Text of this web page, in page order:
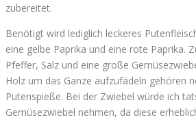
zubereitet.
Benötigt wird lediglich leckeres
eine gelbe Paprika und eine rote Paprika.
Pfeffer, Salz und eine große
Holz um das Ganze aufzufädeln gehören
Putenspieße. Bei der Zwiebel würde ich
Gemüsezwiebel nehmen, da diese